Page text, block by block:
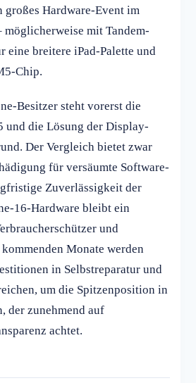
großes Hardware-Event im
möglicherweise mit Tandem-
eine breitere iPad-Palette und
Chip.
Besitzer steht vorerst die
und die Lösung der Display-
Der Vergleich bietet zwar
für versäumte Software-
Zuverlässigkeit der
16-Hardware bleibt ein
und
Monate werden
in Selbstreparatur und
um die Spitzenposition in
der zunehmend auf
achtet.